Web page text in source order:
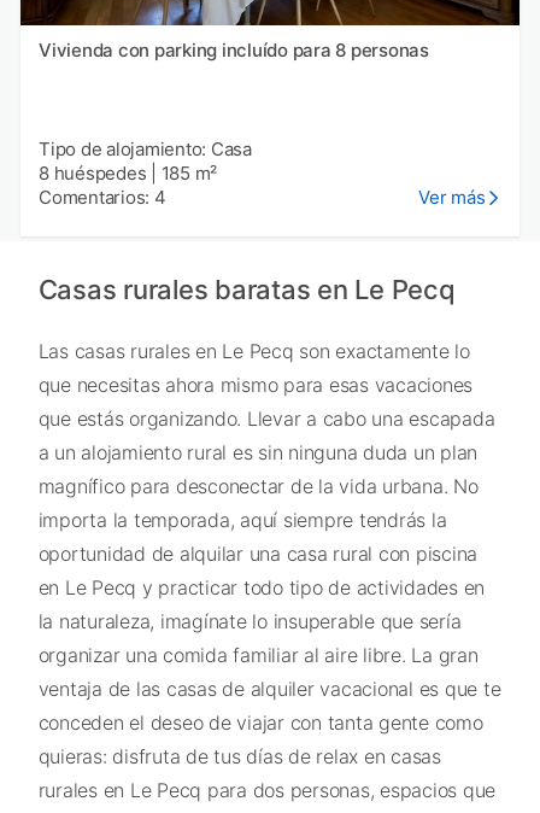
Vivienda con parking incluído para 8 personas
Tipo de alojamiento: Casa
8 huéspedes
185 m²
Comentarios: 4
Ver más
Casas rurales baratas en Le Pecq
Las casas rurales en Le Pecq son exactamente lo
que necesitas ahora mismo para esas vacaciones
que estás organizando. Llevar a cabo una escapada
a un alojamiento rural es sin ninguna duda un plan
magnífico para desconectar de la vida urbana. No
importa la temporada, aquí siempre tendrás la
oportunidad de alquilar una casa rural con piscina
en Le Pecq y practicar todo tipo de actividades en
la naturaleza, imagínate lo insuperable que sería
organizar una comida familiar al aire libre. La gran
ventaja de las casas de alquiler vacacional es que te
conceden el deseo de viajar con tanta gente como
quieras: disfruta de tus días de relax en casas
rurales en Le Pecq para dos personas, espacios que